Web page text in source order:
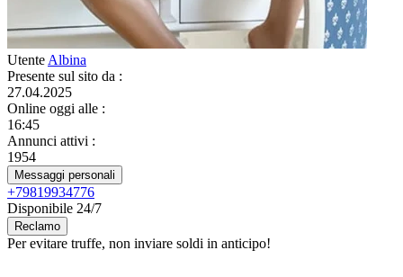
Utente Albina
Presente sul sito da :
27.04.2025
Online oggi alle :
16:45
Annunci attivi :
1954
Messaggi personali
+79819934776
Disponibile 24/7
Reclamo
Per evitare truffe, non inviare soldi in anticipo!